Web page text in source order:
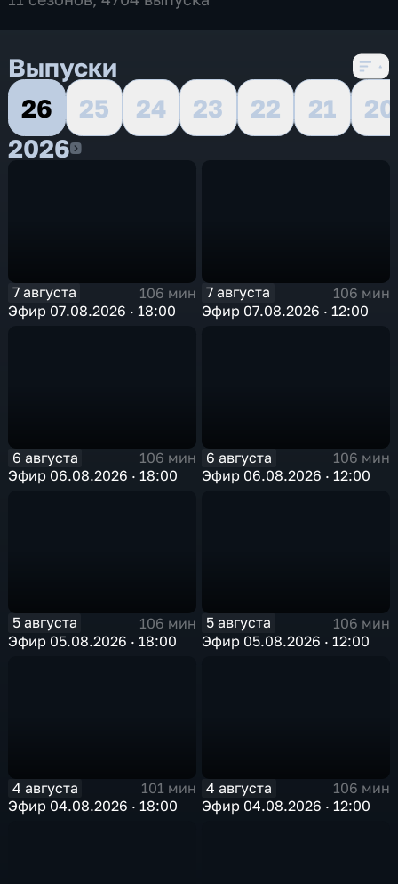
Выпуски
26
25 24 23 22 21
20
20262026
7 августа
106 мин
Эфир 07.08.2026 · 18:00
7 августа
106 мин
Эфир 07.08.2026 · 12:00
6 августа
106 мин
Эфир 06.08.2026 · 18:00
6 августа
106 мин
Эфир 06.08.2026 · 12:00
5 августа
106 мин
Эфир 05.08.2026 · 18:00
5 августа
106 мин
Эфир 05.08.2026 · 12:00
4 августа
101 мин
Эфир 04.08.2026 · 18:00
4 августа
106 мин
Эфир 04.08.2026 · 12:00